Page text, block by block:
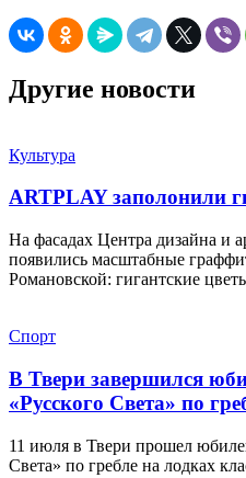
Другие новости
Культура
ARTPLAY заполонили
На фасадах Центра дизайна и
появились масштабные
Романовской: гигантские
Спорт
В Твери завершился
«Русского Света» по
11 июля в Твери прошел
Света» по гребле на лодках